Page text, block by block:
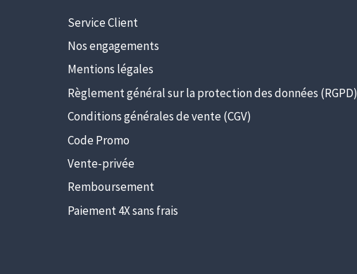
Service Client
Nos engagements
Mentions légales
Règlement général sur la protection des données (RGPD)
Conditions générales de vente (CGV)
Code Promo
Vente-privée
Remboursement
Paiement 4X sans frais